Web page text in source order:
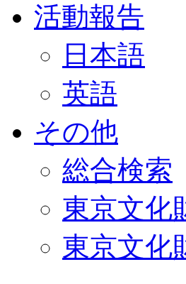
活動報告
日本語
英語
その他
総合検索
東京文化
東京文化